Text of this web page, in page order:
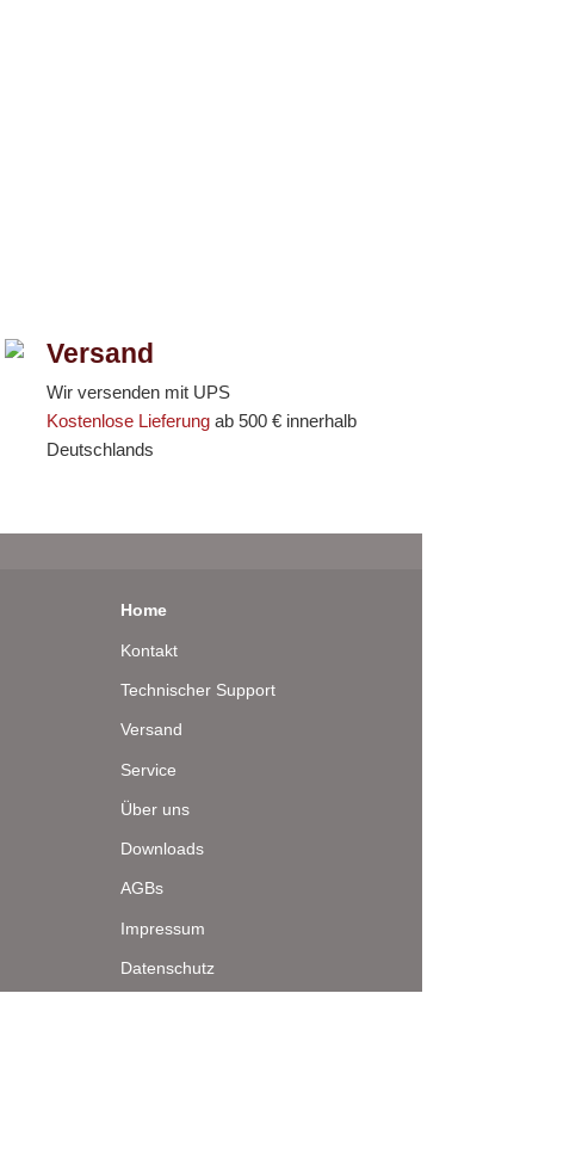
Versand
Wir versenden mit UPS
Kostenlose Lieferung ab 500 € innerhalb
Deutschlands
Home
Kontakt
Technischer Support
Versand
Service
Über uns
Downloads
AGBs
Impressum
Datenschutz